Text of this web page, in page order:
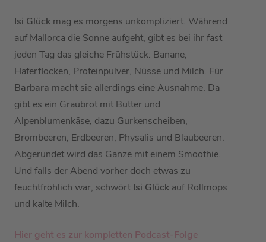
Isi Glück mag es morgens unkompliziert. Während
auf Mallorca die Sonne aufgeht, gibt es bei ihr fast
jeden Tag das gleiche Frühstück: Banane,
Haferflocken, Proteinpulver, Nüsse und Milch. Für
Barbara macht sie allerdings eine Ausnahme. Da
gibt es ein Graubrot mit Butter und
Alpenblumenkäse, dazu Gurkenscheiben,
Brombeeren, Erdbeeren, Physalis und Blaubeeren.
Abgerundet wird das Ganze mit einem Smoothie.
Und falls der Abend vorher doch etwas zu
feuchtfröhlich war, schwört Isi Glück auf Rollmops
und kalte Milch.
Hier geht es zur kompletten Podcast-Folge